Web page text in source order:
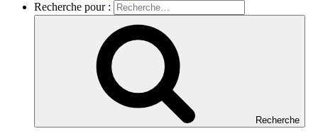
Recherche pour :
Recherche